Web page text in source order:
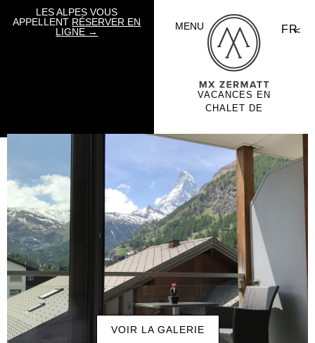
LES ALPES VOUS
APPELLENT RÉSERVER EN
LIGNE →
MENU
VACANCES EN
CHALET DE
MOUNTAIN
EXPOSURE
FR
VOIR LA GALERIE